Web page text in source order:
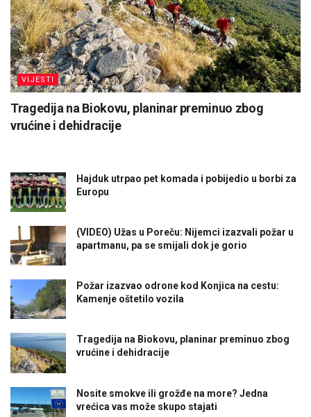
VIJESTI
Tragedija na Biokovu, planinar preminuo zbog
vrućine i dehidracije
Hajduk utrpao pet komada i pobijedio u borbi za
Europu
(VIDEO) Užas u Poreču: Nijemci izazvali požar u
apartmanu, pa se smijali dok je gorio
Požar izazvao odrone kod Konjica na cestu:
Kamenje oštetilo vozila
Tragedija na Biokovu, planinar preminuo zbog
vrućine i dehidracije
Nosite smokve ili grožđe na more? Jedna
vrećica vas može skupo stajati